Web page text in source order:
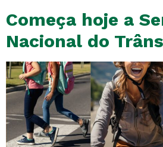
Começa hoje a
Nacional do